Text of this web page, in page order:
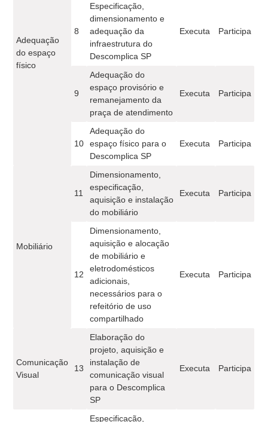
Adequação
do espaço
físico
8
Especificação,
dimensionamento e
adequação da
infraestrutura do
Descomplica SP
Executa Participa
9
Adequação do
espaço provisório e
remanejamento da
praça de atendimento
Executa Participa
10
Adequação do
espaço físico para o
Descomplica SP
Executa Participa
Mobiliário
11
Dimensionamento,
especificação,
aquisição e instalação
do mobiliário
Executa Participa
12
Dimensionamento,
aquisição e alocação
de mobiliário e
eletrodomésticos
adicionais,
necessários para o
refeitório de uso
compartilhado
Executa Participa
Comunicação
Visual
13
Elaboração do
projeto, aquisição e
instalação de
comunicação visual
para o Descomplica
SP
Executa Participa
Especificação,